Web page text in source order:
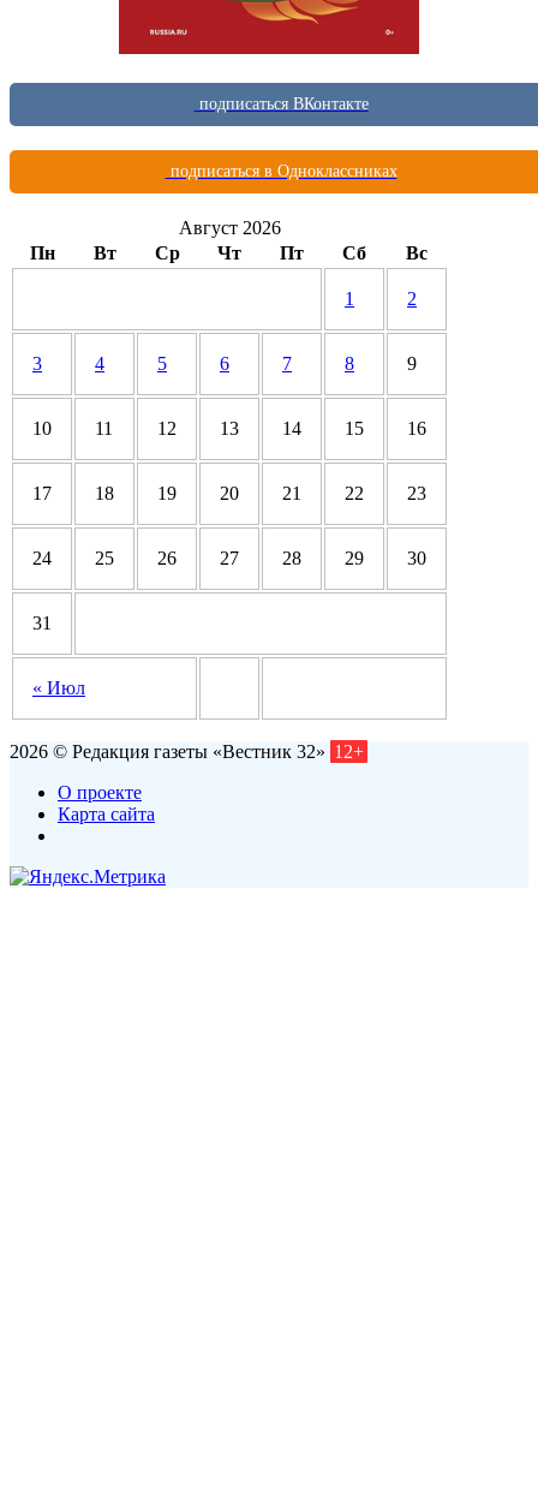
подписаться ВКонтакте
подписаться в Одноклассниках
Август 2026
Пн
Вт Ср Чт Пт Сб Вс
« Июл
1 2
3 4 5 6 7 8 9
10 11 12 13 14 15 16
17 18 19 20 21 22 23
24 25 26 27 28 29 30
31
2026 © Редакция газеты «Вестник 32» 12+
О проекте
Карта сайта